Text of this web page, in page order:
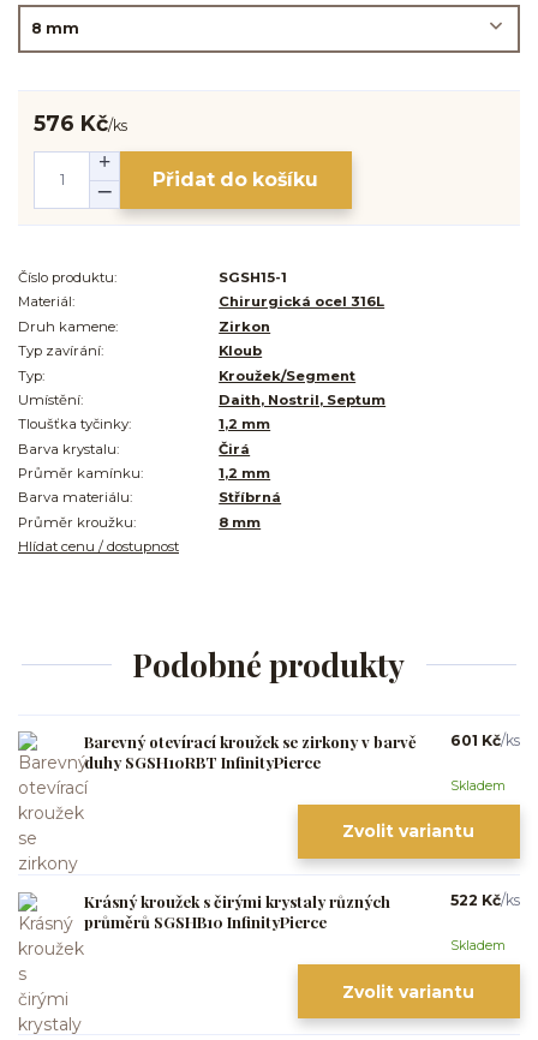
576 Kč/ks
Přidat do košíku
Číslo produktu:
SGSH15-1
Materiál:
Chirurgická ocel 316L
Druh kamene:
Zirkon
Typ zavírání:
Kloub
Typ:
Kroužek/Segment
Umístění:
Daith, Nostril, Septum
Tloušťka tyčinky:
1,2 mm
Barva krystalu:
Čirá
Průměr kamínku:
1,2 mm
Barva materiálu:
Stříbrná
Průměr kroužku:
8 mm
Hlídat cenu / dostupnost
Podobné produkty
Barevný otevírací kroužek se zirkony v barvě
duhy SGSH10RBT InfinityPierce
601 Kč/ks
Skladem
Zvolit variantu
Krásný kroužek s čirými krystaly různých
průměrů SGSHB10 InfinityPierce
522 Kč/ks
Skladem
Zvolit variantu